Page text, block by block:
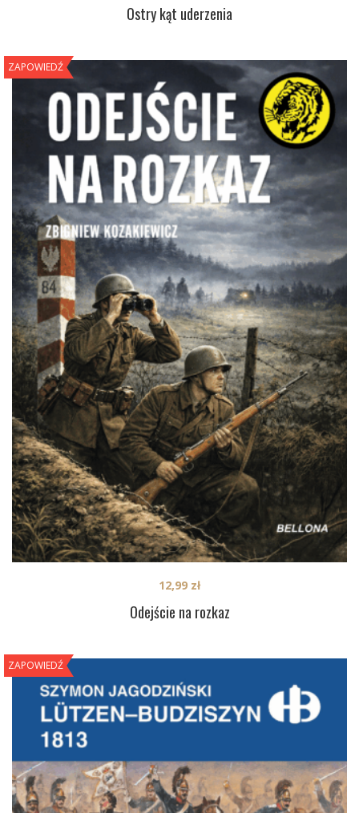
Ostry kąt uderzenia
ZAPOWIEDŹ
Odejście na rozkaz
12,99 zł
ZAPOWIEDŹ